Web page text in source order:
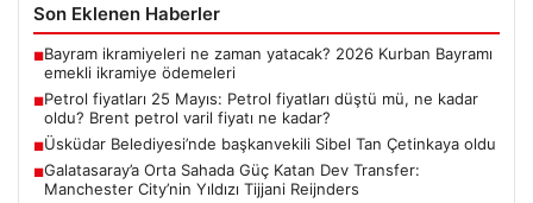
Son Eklenen Haberler
■Bayram ikramiyeleri ne zaman yatacak? 2026 Kurban Bayramı
emekli ikramiye ödemeleri
■Petrol fiyatları 25 Mayıs: Petrol fiyatları düştü mü, ne kadar
oldu? Brent petrol varil fiyatı ne kadar?
■Üsküdar Belediyesi’nde başkanvekili Sibel Tan Çetinkaya oldu
■Galatasaray’a Orta Sahada Güç Katan Dev Transfer:
Manchester City’nin Yıldızı Tijjani Reijnders